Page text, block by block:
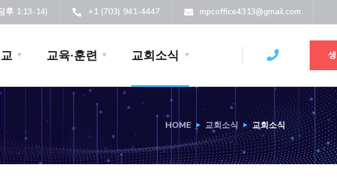
+1 (703) 941-4447 mpcoffice4313@gmail.com
후 1:13-14)
교육·훈련 교회소식
HOME 교회소식 교회소식